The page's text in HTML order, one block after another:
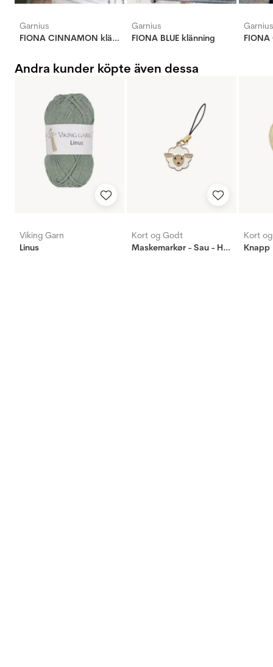
Garnius
FIONA CINNAMON klänning
Garnius
FIONA BLUE klänning
Garnius
Andra kunder köpte även dessa
Viking Garn
Linus
Kort og Godt
Maskemarkør - Sau - Hvit
Kort
Knapp